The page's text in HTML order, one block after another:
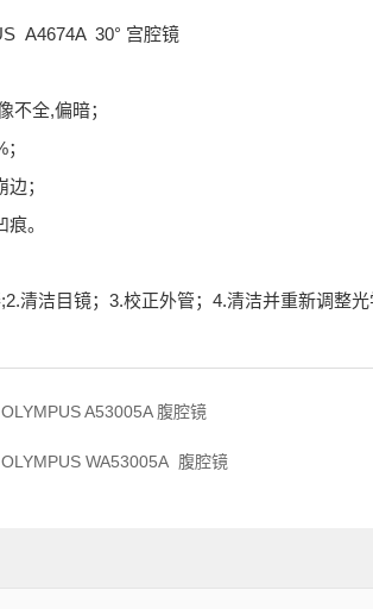
A4674A 30° 宫腔镜
不全,偏暗；
；
。
清洁目镜；3.校正外管；4.清洁并重新调整
OLYMPUS A53005A 腹腔镜
OLYMPUS WA53005A 腹腔镜